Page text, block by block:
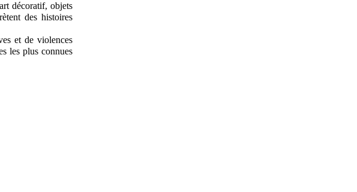
décoratif, objets
des histoires
et de violences
les plus connues